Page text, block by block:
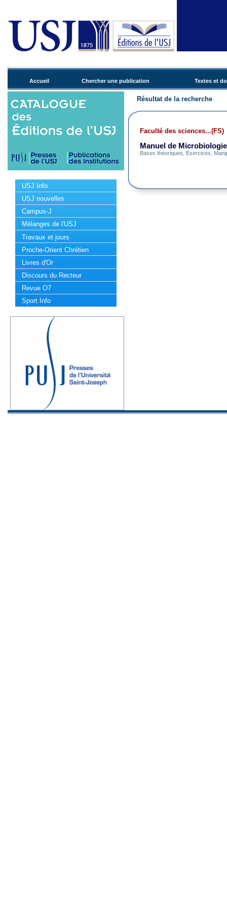
Accueil Chercher une publication Textes et
USJ Info
USJ nouvelles
Campus-J
Mélanges de l'USJ
Travaux et jours
Proche-Orient Chrétien
Livres d'Or
Discours du Recteur
Revue O7
Sport Info
Résultat de la recherche
Faculté des sciences...(FS)
Manuel de
Bases théoriques, Exercices,